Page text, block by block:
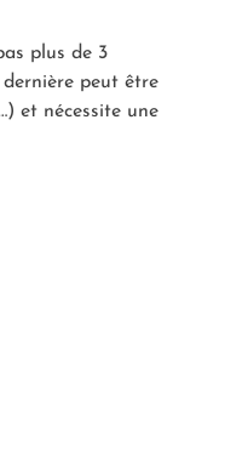
plus de 3
peut être
et nécessite une